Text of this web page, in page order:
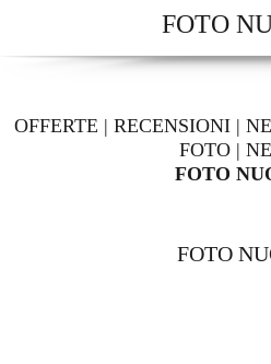
FOTO
OFFERTE | RECENSIONI |
FOTO|
FOTO
FOTO